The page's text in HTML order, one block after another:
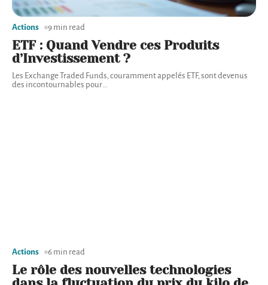
ETF : Quand Vendre ces Produits
d’Investissement ?
Les Exchange Traded Funds, couramment appelés ETF, sont devenus
des incontournables pour…
Actions 9 min read
Le rôle des nouvelles technologies
Actions 6 min read